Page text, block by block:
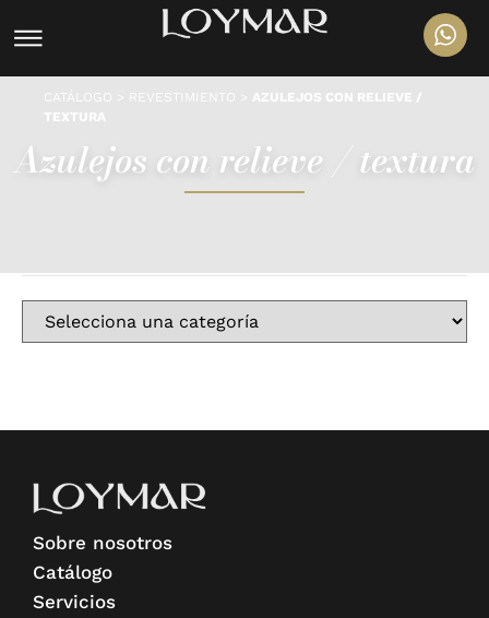
CATÁLOGO REVESTIMIENTO
AZULEJOS CON RELIEVE /
TEXTURA
Azulejos con relieve / textura
Sobre nosotros
Catálogo
Servicios